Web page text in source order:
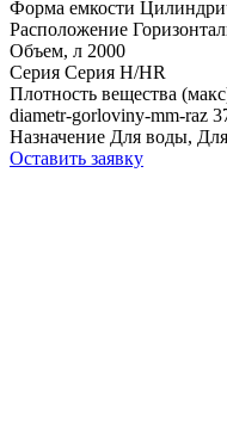
Форма емкости
Расположение
Объем, л 2000
Серия Серия H/HR
Плотность вещества
diametr-gorloviny-mm-raz
Назначение Для воды,
Оставить заявку